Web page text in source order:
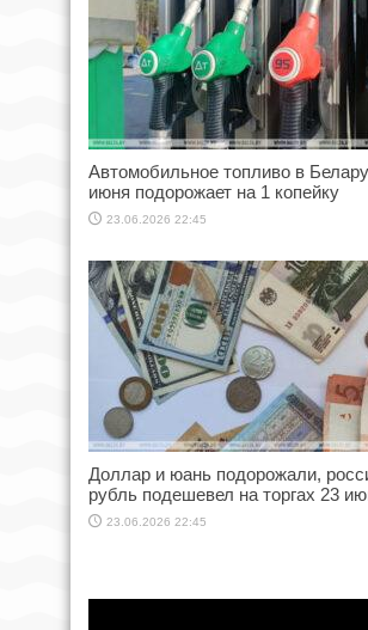
Автомобильное топливо в
июня подорожает на 1 копейку
23.06.2026 22:45
Доллар и юань подорожали,
рубль подешевел на торгах 23
23.06.2026 22:45